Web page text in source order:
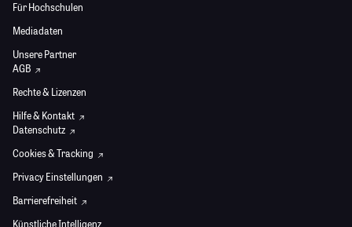
Für Hochschulen
Mediadaten
Unsere Partner
AGB
Rechte & Lizenzen
Hilfe & Kontakt
Datenschutz
Cookies & Tracking
Privacy Einstellungen
Barrierefreiheit
Künstliche Intelligenz